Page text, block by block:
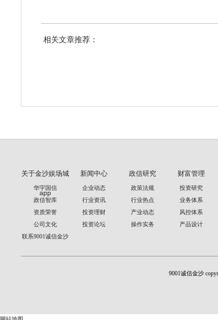
相关文章推荐：
关于金沙娱场城
app
华宇国信
政信智库
资质荣誉
公司文化
联系9001诚信金沙
新闻中心
企业动态
行业资讯
投资理财
投资论坛
政信研究
政策法规
行业热点
产业动态
操作实务
财富管理
投资研究
业务体系
风控体系
产品设计
9001诚信金沙